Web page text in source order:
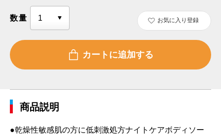
数量 お気に入り登録
商品説明
●乾燥性敏感肌の方に低刺激処方ナイトケアボディソー